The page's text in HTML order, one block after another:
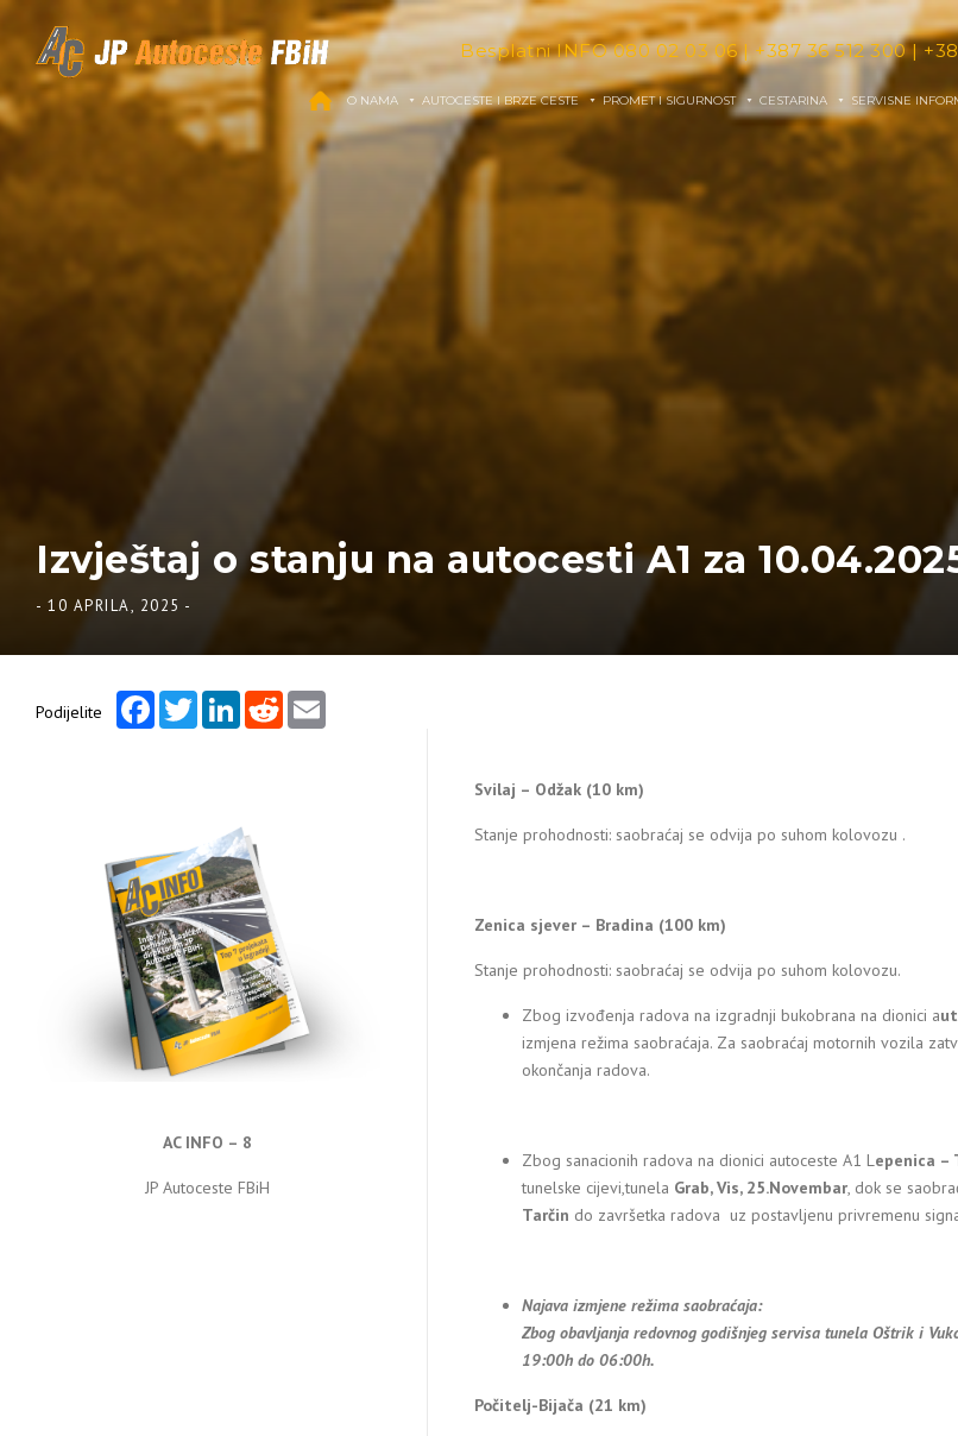
Skip to content
Besplatni INFO080 02 03 06| +387 36 512 300|
O NAMA AUTOCESTE I BRZE CESTE PROMET I SIGURNOST CESTARINA SERVISNE
Izvještaj o stanju na autocesti A1 za
- 10 APRILA, 2025 -
Podijelite
FacebookTwitterLinkedInReddit
Svilaj – Odžak (10 km)
Stanje prohodnosti: saobraćaj se odvija po suhom kolovozu .
Zenica sjever – Bradina (100 km)
Stanje prohodnosti: saobraćaj se odvija po suhom kolovozu.
Zbog izvođenja radova na izgradnji bukobrana na dionici a
izmjena režima saobraćaja. Za saobraćaj motornih vozila
okončanja radova.
Zbog sanacionih radova na dionici autoceste A1 Lepenica –
tunelske cijevi,tunela Grab, Vis, 25.Novembar, dok se
Tarčin do završetka radova uz postavljenu privremenu
Najava izmjene režima saobraćaja:
Zbog obavljanja redovnog godišnjeg servisa tunela Oštrik i
19:00h do 06:00h.
Počitelj-Bijača (21 km)
AC INFO – 8
JP Autoceste FBiH